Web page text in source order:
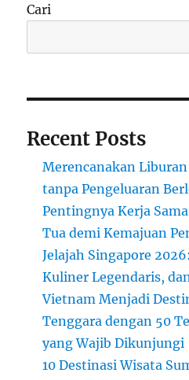
Menjadi
Cari
Recent Posts
Merencanakan
tanpa Pengeluaran
Pentingnya Kerja
Tua demi Kemajuan
Jelajah Singapore
Kuliner Legendaris,
Vietnam Menjadi
Tenggara dengan 50
yang Wajib Dikunjungi
10 Destinasi Wisata